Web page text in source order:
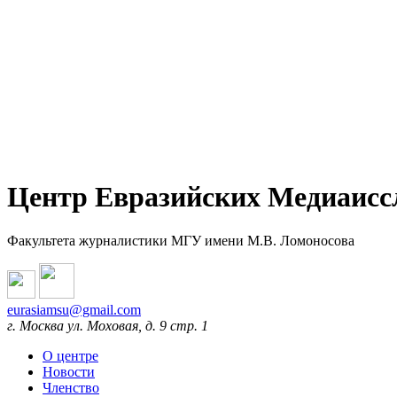
Центр Евразийских
Факультета журналистики МГУ имени М.В. Ломоносова
eurasiamsu@gmail.com
г. Москва ул. Моховая, д. 9 стр. 1
О центре
Новости
Членство